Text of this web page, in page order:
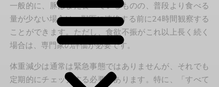
一般的に、豚はまだ食べているものの、普段より食べる
量が少ない場合は、獣医に連絡する前に24時間観察する
ことができます。ただし、食欲不振がこれ以上長く続く
場合は、専門家の評価が必要です。
体重減少は通常は緊急事態ではありませんが、それでも
定期的にチェックする必要があります。特に、「すべて